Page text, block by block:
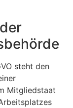
steht den
Mitgliedstaat